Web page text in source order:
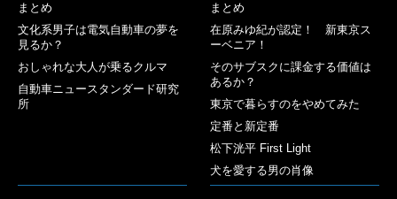
まとめ
文化系男子は電気自動車の夢を
見るか？
おしゃれな大人が乗るクルマ
自動車ニュースタンダード研究
所
まとめ
在原みゆ紀が認定！ 新東京ス
ーベニア！
そのサブスクに課金する価値は
あるか？
東京で暮らすのをやめてみた
定番と新定番
松下洸平 First Light
犬を愛する男の肖像